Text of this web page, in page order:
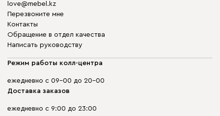
love@mebel.kz
Перезвоните мне
Контакты
Обращение в отдел качества
Написать руководству
Режим работы колл-центра
ежедневно с 09-00 до 20-00
Доставка заказов
ежедневно с 9:00 до 23:00